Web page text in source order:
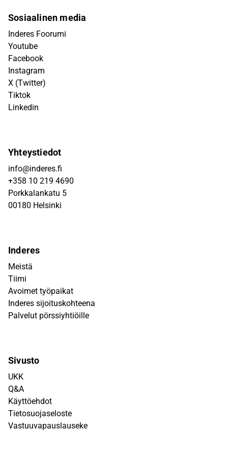
Sosiaalinen media
Inderes Foorumi
Youtube
Facebook
Instagram
X (Twitter)
Tiktok
Linkedin
Yhteystiedot
info@inderes.fi
+358 10 219 4690
Porkkalankatu 5
00180 Helsinki
Inderes
Meistä
Tiimi
Avoimet työpaikat
Inderes sijoituskohteena
Palvelut pörssiyhtiöille
Sivusto
UKK
Q&A
Käyttöehdot
Tietosuojaseloste
Vastuuvapauslauseke